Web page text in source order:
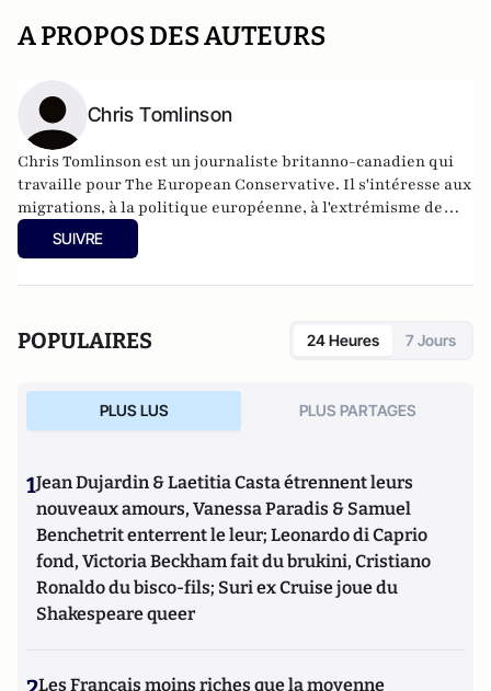
A PROPOS DES AUTEURS
Chris Tomlinson
Chris Tomlinson est un journaliste britanno-canadien qui
travaille pour The European Conservative. Il s'intéresse aux
migrations, à la politique européenne, à l'extrémisme de
gauche et au terrorisme islamique.
SUIVRE
POPULAIRES 24 Heures 7 Jours
PLUS LUS PLUS PARTAGES
1Jean Dujardin & Laetitia Casta étrennent leurs
nouveaux amours, Vanessa Paradis & Samuel
Benchetrit enterrent le leur; Leonardo di Caprio
fond, Victoria Beckham fait du brukini, Cristiano
Ronaldo du bisco-fils; Suri ex Cruise joue du
Shakespeare queer
Les Français moins riches que la moyenne